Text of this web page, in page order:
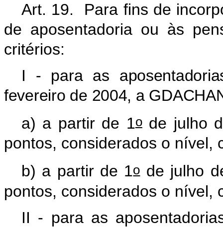
Art. 19. Para fins de
de aposentadoria ou às
critérios:
I - para as
fevereiro de 2004, a
a) a partir de 1ode julho
pontos, considerados o nível,
b) a partir de 1ode julho
pontos, considerados o nível,
II - para as